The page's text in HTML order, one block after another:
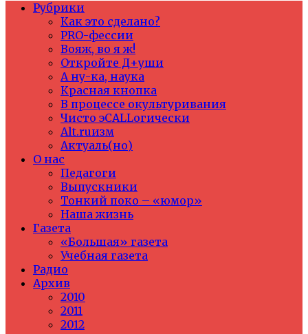
Рубрики
Как это сделано?
PRO-фессии
Вояж, во я ж!
Откройте Д+уши
А ну-ка, наука
Красная кнопка
В процессе окультуривания
Чисто эCALLогически
Alt.ruизм
Актуаль(но)
О нас
Педагоги
Выпускники
Тонкий поко – «юмор»
Наша жизнь
Газета
«Большая» газета
Учебная газета
Радио
Архив
2010
2011
2012